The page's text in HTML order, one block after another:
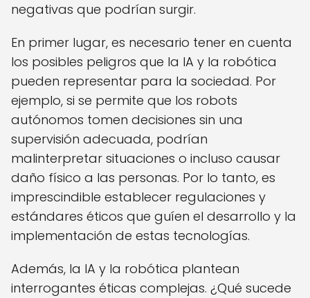
negativas que podrían surgir.
En primer lugar, es necesario tener en cuenta
los posibles peligros que la IA y la robótica
pueden representar para la sociedad. Por
ejemplo, si se permite que los robots
autónomos tomen decisiones sin una
supervisión adecuada, podrían
malinterpretar situaciones o incluso causar
daño físico a las personas. Por lo tanto, es
imprescindible establecer regulaciones y
estándares éticos que guíen el desarrollo y la
implementación de estas tecnologías.
Además, la IA y la robótica plantean
interrogantes éticas complejas. ¿Qué sucede